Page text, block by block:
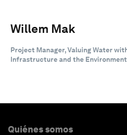
Willem Mak
Project Manager, Valuing Water
Infrastructure and the
Quiénes somos